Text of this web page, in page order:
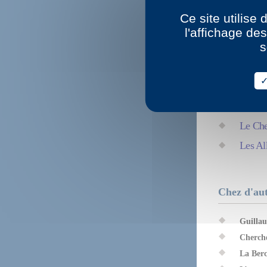
Des
Le
Fmn
Le
Les
Chez
La
Ce site utilise
l'affichage